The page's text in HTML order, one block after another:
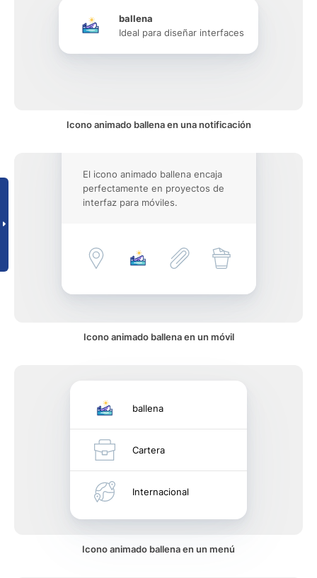
ballena
Ideal para diseñar interfaces
Icono animado ballena en una notificación
El icono animado ballena encaja
perfectamente en proyectos de
interfaz para móviles.
Icono animado ballena en un móvil
ballena
Cartera
Internacional
Icono animado ballena en un menú